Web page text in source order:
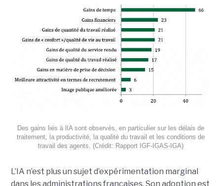
Des gains liés à lIA sont observés, en particulier sur les délais de
traitement, la productivité, la qualité du travail et les conditions de
travail des agents. (Crédit: Rapport IGF-IGAS-IGA)
L’IA n’est plus un sujet d’expérimentation marginal
dans les administrations françaises. Son adoption est